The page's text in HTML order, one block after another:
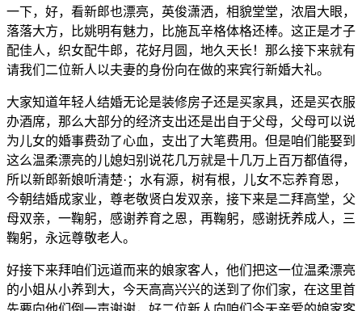
一下，好，看新郎也漂亮，英俊潇洒，相貌堂堂，浓眉大眼，
落落大方，比姚明有魅力，比施瓦辛格体格还棒。这正是才子
配佳人，织女配牛郎，花好月圆，地久天长！那么接下来就有
请我们二位新人以夫妻的身份向在做的来宾行新婚大礼。
大家知道年轻人结婚无论是装修房子还是买家具，还是买衣服
办酒席，那么大部分的经济支出还是出自于父母，父母可以说
为儿女的婚事费劲了心血，支出了大笔费用。但是咱们能娶到
这么温柔漂亮的儿媳妇别说花几万就是十几万上百万都值得，
所以新郎新娘听清楚·；水有源，树有根，儿女不忘养育恩，
今朝结婚成家业，尊老敬贤白发双亲，接下来是二拜高堂，父
母双亲，一鞠躬，感谢养育之恩，再鞠躬，感谢抚养成人，三
鞠躬，永远尊敬老人。
好接下来拜咱们远道而来的娘家客人，他们把这一位温柔漂亮
的小姐从小养到大，今天高高兴兴的送到了你们家，在这里首